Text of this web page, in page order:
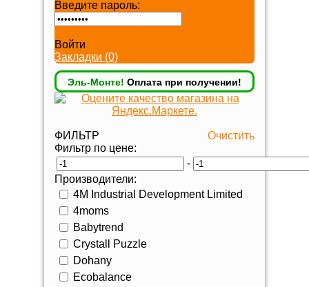
Введите пароль:
Войти
Закладки (0)
Эль-Монте! Оплата при получении!
ФИЛЬТР
Очистить
Фильтр по цене:
-
Производители:
4M Industrial Development Limited
4moms
Babytrend
Crystall Puzzle
Dohany
Ecobalance